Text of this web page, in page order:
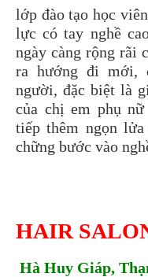
lớp đào tạo học
lực có tay nghề
ngày càng rộng rãi
ra hướng đi mới,
người, đặc biệt là
của chị em phụ nữ
tiếp thêm ngọn
chững bước vào
HAIR
Hà Huy Giáp,